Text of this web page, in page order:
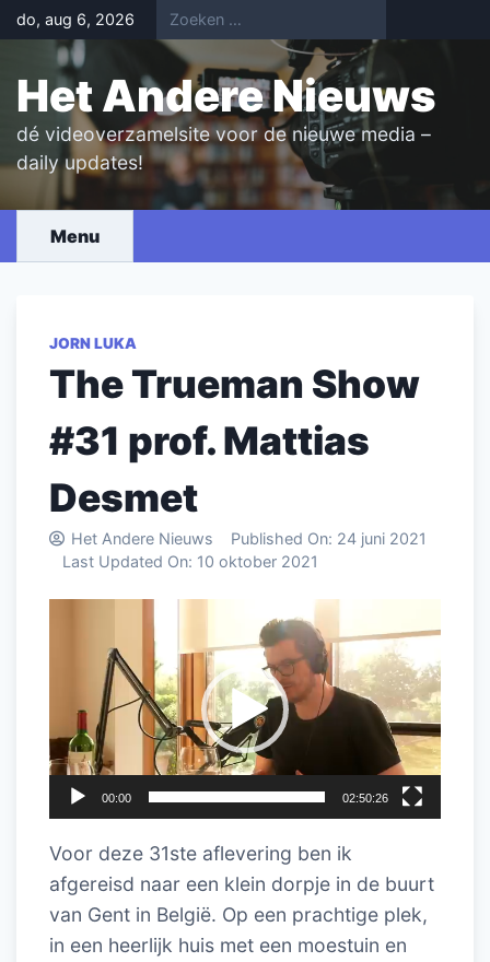
Skip
to
content
do, aug 6, 2026
Het Andere Nieuws
dé videoverzamelsite voor de nieuwe media –
daily updates!
Menu
JORN LUKA
The Trueman Show
#31 prof. Mattias
Desmet
Het Andere Nieuws Published On: 24 juni 2021
Last Updated On: 10 oktober 2021
00:00 02:50:26
Voor deze 31ste aflevering ben ik
afgereisd naar een klein dorpje in de buurt
van Gent in België. Op een prachtige plek,
in een heerlijk huis met een moestuin en